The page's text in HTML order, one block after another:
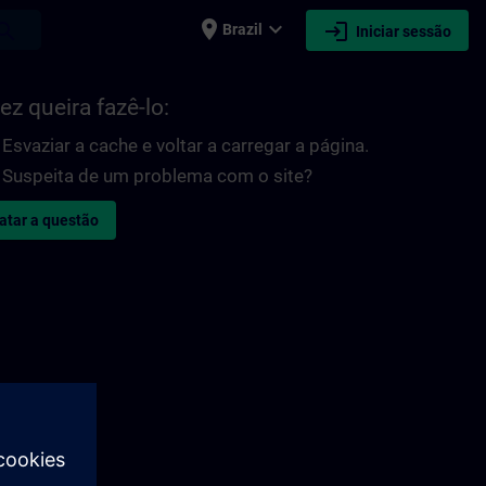
place Brazil expand_more login Iniciar sessão
queira fazê-lo:
Esvaziar a cache e voltar a carregar a página.
Suspeita de um problema com o site?
a questão